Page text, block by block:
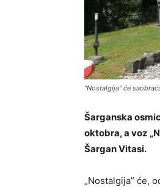
"Nostalgija" će
Šarganska
oktobra, a voz
Šargan Vitasi.
„Nostalgija” će,